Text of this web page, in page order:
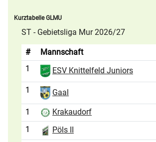
Kurztabelle GLMU
ST - Gebietsliga Mur 2026/27
# Mannschaft
1
ESV Knittelfeld Juniors
1 Gaal
1 Krakaudorf
1
Pöls II